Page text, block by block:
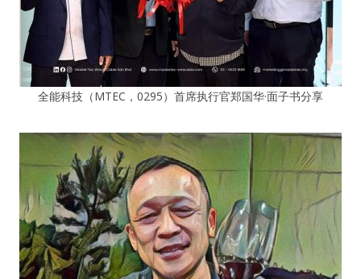
全能科技（MTEC，0295）首席执行官郑国华·面子书分享